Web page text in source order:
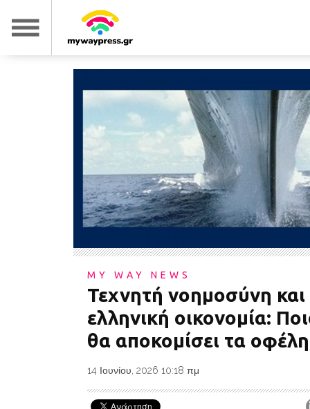
MY WAY NEWS
Τεχνητή νοημοσύνη και
ελληνική οικονομία:
θα αποκομίσει τα
14 Ιουνίου, 2026 10:18 πμ